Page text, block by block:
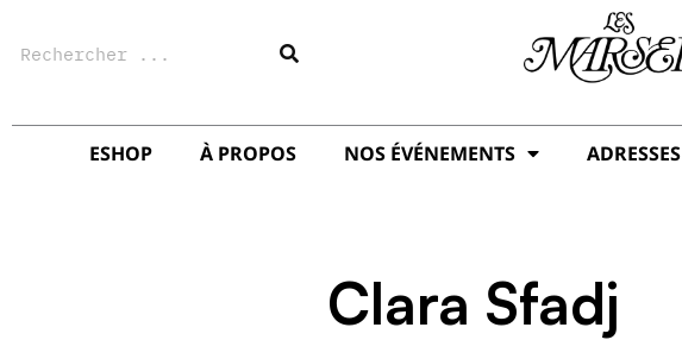
ESHOP À PROPOS NOS ÉVÉNEMENTS ADRESSES
Clara Sfadj